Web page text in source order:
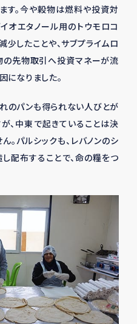
す。今や穀物は燃料や投資対
オエタノール用のトウモロコ
したことや、サブプライムロ
の先物取引へ投資マネーが流
になりました。
のパンも得られない人びとが
、中東で起きていることは決
。パルシックも、レバノンのシ
配布することで、命の糧をつ